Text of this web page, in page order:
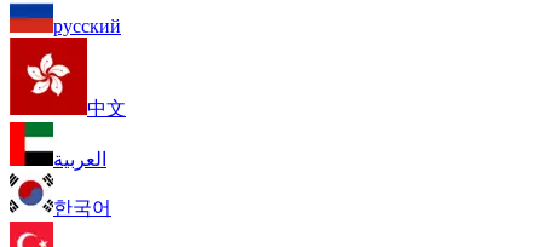
русский
中文
العربية
한국어